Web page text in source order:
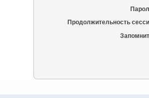
Продолжительность